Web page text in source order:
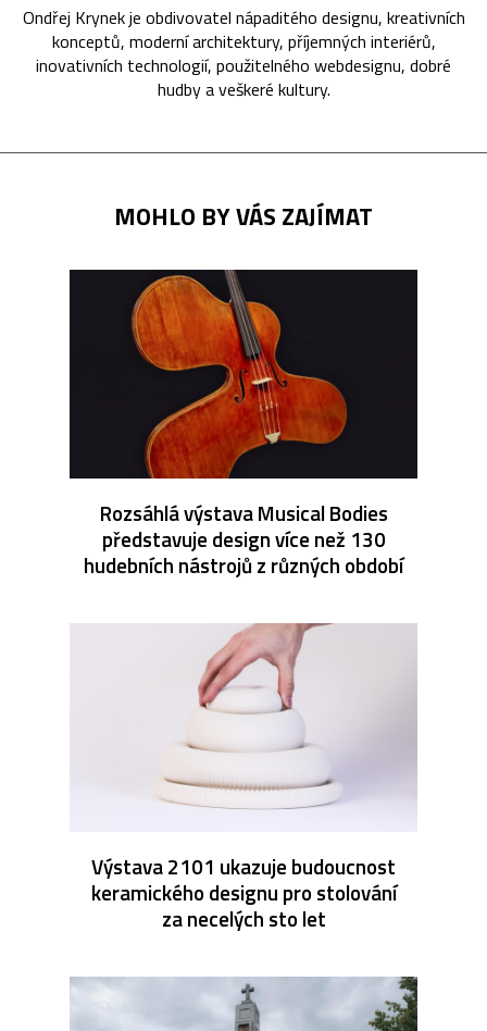
Ondřej Krynek je obdivovatel nápaditého designu, kreativních
konceptů, moderní architektury, příjemných interiérů,
inovativních technologií, použitelného webdesignu, dobré
hudby a veškeré kultury.
MOHLO BY VÁS ZAJÍMAT
Rozsáhlá výstava Musical Bodies
představuje design více než 130
hudebních nástrojů z různých období
Výstava 2101 ukazuje budoucnost
keramického designu pro stolování
za necelých sto let